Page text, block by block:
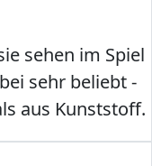
sehen im Spiel
sehr beliebt -
aus Kunststoff.